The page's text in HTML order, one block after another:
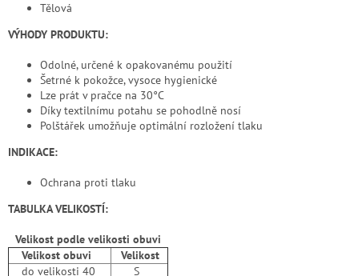
Tělová
VÝHODY PRODUKTU:
Odolné, určené k opakovanému použití
Šetrné k pokožce, vysoce hygienické
Lze prát v pračce na 30°C
Díky textilnímu potahu se pohodlně nosí
Polštářek umožňuje optimální rozložení tlaku
INDIKACE:
Ochrana proti tlaku
TABULKA VELIKOSTÍ:
Velikost podle velikosti obuvi
Velikost obuvi
Velikost
do velikosti 40
S